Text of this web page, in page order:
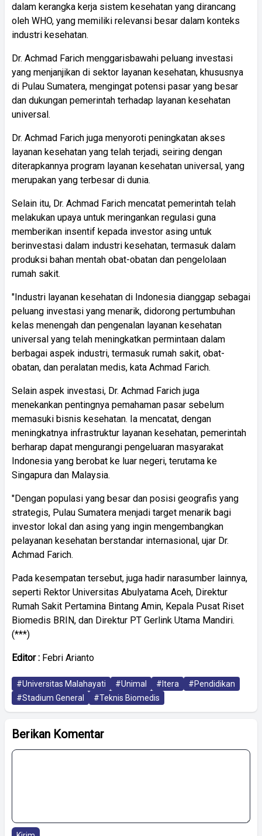
dalam kerangka kerja sistem kesehatan yang dirancang
oleh WHO, yang memiliki relevansi besar dalam konteks
industri kesehatan.
Dr. Achmad Farich menggarisbawahi peluang investasi
yang menjanjikan di sektor layanan kesehatan, khususnya
di Pulau Sumatera, mengingat potensi pasar yang besar
dan dukungan pemerintah terhadap layanan kesehatan
universal.
Dr. Achmad Farich juga menyoroti peningkatan akses
layanan kesehatan yang telah terjadi, seiring dengan
diterapkannya program layanan kesehatan universal, yang
merupakan yang terbesar di dunia.
Selain itu, Dr. Achmad Farich mencatat pemerintah telah
melakukan upaya untuk meringankan regulasi guna
memberikan insentif kepada investor asing untuk
berinvestasi dalam industri kesehatan, termasuk dalam
produksi bahan mentah obat-obatan dan pengelolaan
rumah sakit.
"Industri layanan kesehatan di Indonesia dianggap sebagai
peluang investasi yang menarik, didorong pertumbuhan
kelas menengah dan pengenalan layanan kesehatan
universal yang telah meningkatkan permintaan dalam
berbagai aspek industri, termasuk rumah sakit, obat-
obatan, dan peralatan medis, kata Achmad Farich.
Selain aspek investasi, Dr. Achmad Farich juga
menekankan pentingnya pemahaman pasar sebelum
memasuki bisnis kesehatan. Ia mencatat, dengan
meningkatnya infrastruktur layanan kesehatan, pemerintah
berharap dapat mengurangi pengeluaran masyarakat
Indonesia yang berobat ke luar negeri, terutama ke
Singapura dan Malaysia.
"Dengan populasi yang besar dan posisi geografis yang
strategis, Pulau Sumatera menjadi target menarik bagi
investor lokal dan asing yang ingin mengembangkan
pelayanan kesehatan berstandar internasional, ujar Dr.
Achmad Farich.
Pada kesempatan tersebut, juga hadir narasumber lainnya,
seperti Rektor Universitas Abulyatama Aceh, Direktur
Rumah Sakit Pertamina Bintang Amin, Kepala Pusat Riset
Biomedis BRIN, dan Direktur PT Gerlink Utama Mandiri.
(***)
Editor : Febri Arianto
#Universitas Malahayati #Unimal #Itera
#Pendidikan
#Stadium General
#Teknis Biomedis
Berikan Komentar